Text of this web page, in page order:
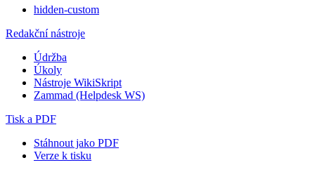
hidden-custom
Redakční nástroje
Údržba
Úkoly
Nástroje WikiSkript
Zammad (Helpdesk WS)
Tisk a PDF
Stáhnout jako PDF
Verze k tisku